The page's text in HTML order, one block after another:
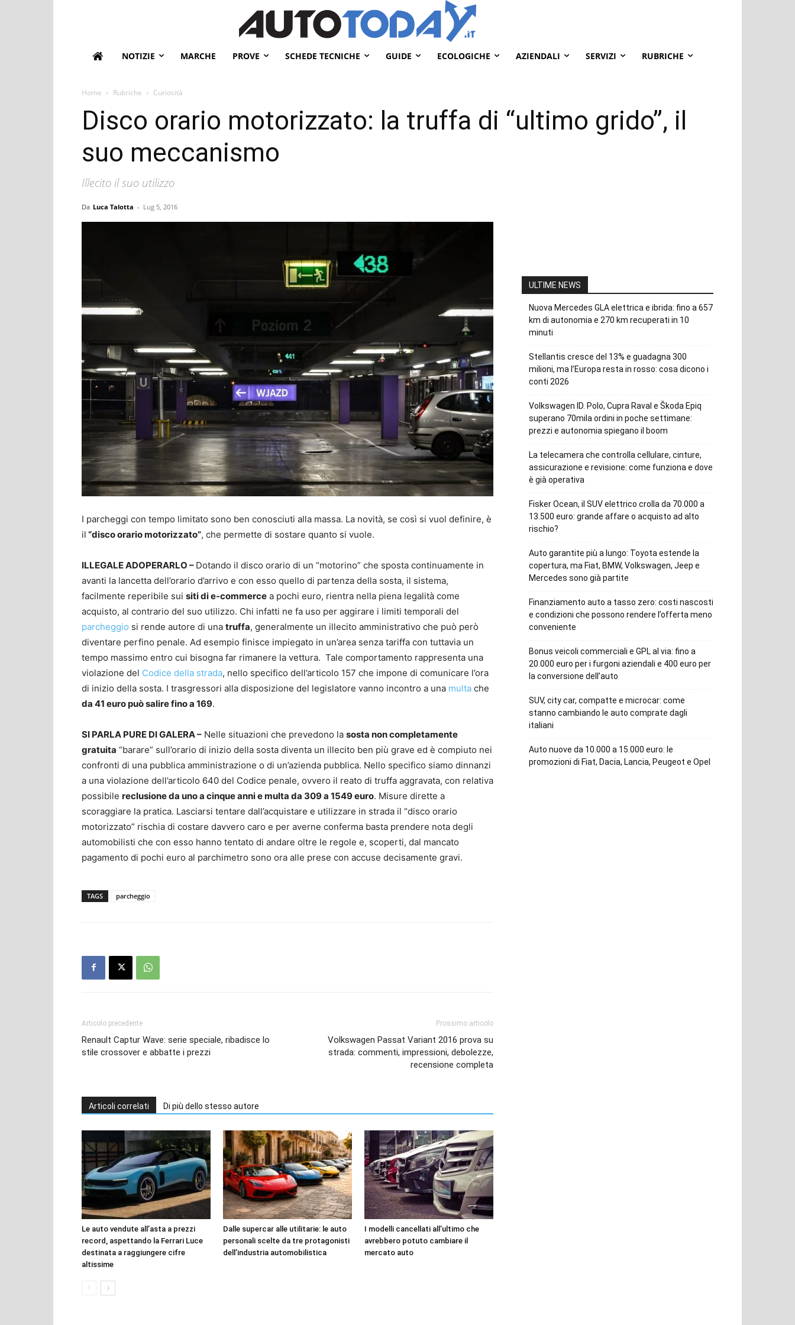
NOTIZIE MARCHE PROVE SCHEDE TECNICHE GUIDE ECOLOGICHE AZIENDALI SERVIZI RUBRICHE
Home Rubriche Curiosità
Disco orario motorizzato: la truffa di “ultimo grido”, il
suo meccanismo
Illecito il suo utilizzo
Da Luca Talotta - Lug 5, 2016
I parcheggi con tempo limitato sono ben conosciuti alla massa. La novità, se così si vuol definire, è
il “disco orario motorizzato”, che permette di sostare quanto si vuole.
ILLEGALE ADOPERARLO – Dotando il disco orario di un “motorino” che sposta continuamente in
avanti la lancetta dell’orario d’arrivo e con esso quello di partenza della sosta, il sistema,
facilmente reperibile sui siti di e-commerce a pochi euro, rientra nella piena legalità come
acquisto, al contrario del suo utilizzo. Chi infatti ne fa uso per aggirare i limiti temporali del
parcheggio si rende autore di una truffa, generalmente un illecito amministrativo che può però
diventare perfino penale. Ad esempio finisce impiegato in un’area senza tariffa con tuttavia un
tempo massimo entro cui bisogna far rimanere la vettura. Tale comportamento rappresenta una
violazione del Codice della strada, nello specifico dell’articolo 157 che impone di comunicare l’ora
di inizio della sosta. I trasgressori alla disposizione del legislatore vanno incontro a una multa che
da 41 euro può salire fino a 169.
SI PARLA PURE DI GALERA – Nelle situazioni che prevedono la sosta non completamente
gratuita “barare” sull’orario di inizio della sosta diventa un illecito ben più grave ed è compiuto nei
confronti di una pubblica amministrazione o di un’azienda pubblica. Nello specifico siamo dinnanzi
a una violazione dell’articolo 640 del Codice penale, ovvero il reato di truffa aggravata, con relativa
possibile reclusione da uno a cinque anni e multa da 309 a 1549 euro. Misure dirette a
scoraggiare la pratica. Lasciarsi tentare dall’acquistare e utilizzare in strada il “disco orario
motorizzato” rischia di costare davvero caro e per averne conferma basta prendere nota degli
automobilisti che con esso hanno tentato di andare oltre le regole e, scoperti, dal mancato
pagamento di pochi euro al parchimetro sono ora alle prese con accuse decisamente gravi.
TAGS parcheggio
Articolo precedente
Renault Captur Wave: serie speciale, ribadisce lo
stile crossover e abbatte i prezzi
Prossimo articolo
Volkswagen Passat Variant 2016 prova su
strada: commenti, impressioni, debolezze,
recensione completa
Articoli correlati Di più dello stesso autore
Le auto vendute all’asta a prezzi
record, aspettando la Ferrari Luce
destinata a raggiungere cifre
altissime
Dalle supercar alle utilitarie: le auto
personali scelte da tre protagonisti
dell’industria automobilistica
I modelli cancellati all’ultimo che
avrebbero potuto cambiare il
mercato auto
ULTIME NEWS
Nuova Mercedes GLA elettrica e ibrida: fino a 657
km di autonomia e 270 km recuperati in 10
minuti
Stellantis cresce del 13% e guadagna 300
milioni, ma l’Europa resta in rosso: cosa dicono i
conti 2026
Volkswagen ID. Polo, Cupra Raval e Škoda Epiq
superano 70mila ordini in poche settimane:
prezzi e autonomia spiegano il boom
La telecamera che controlla cellulare, cinture,
assicurazione e revisione: come funziona e dove
è già operativa
Fisker Ocean, il SUV elettrico crolla da 70.000 a
13.500 euro: grande affare o acquisto ad alto
rischio?
Auto garantite più a lungo: Toyota estende la
copertura, ma Fiat, BMW, Volkswagen, Jeep e
Mercedes sono già partite
Finanziamento auto a tasso zero: costi nascosti
e condizioni che possono rendere l’offerta meno
conveniente
Bonus veicoli commerciali e GPL al via: fino a
20.000 euro per i furgoni aziendali e 400 euro per
la conversione dell’auto
SUV, city car, compatte e microcar: come
stanno cambiando le auto comprate dagli
italiani
Auto nuove da 10.000 a 15.000 euro: le
promozioni di Fiat, Dacia, Lancia, Peugeot e Opel